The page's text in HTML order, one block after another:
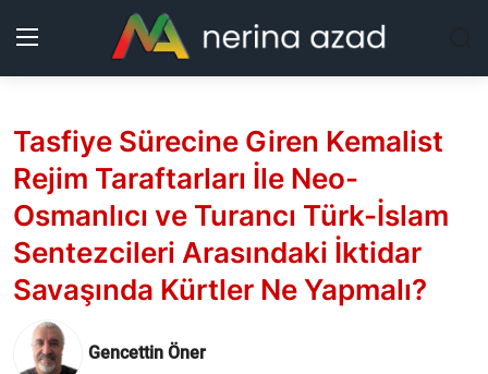
Kurdistan
Bölgeler
Yaşam
Güncel
Analiz
Tasfiye Sürecine Giren Kemalist
Rejim Taraftarları İle Neo-
Osmanlıcı ve Turancı Türk-İslam
Sentezcileri Arasındaki İktidar
Savaşında Kürtler Ne Yapmalı?
Gencettin Öner